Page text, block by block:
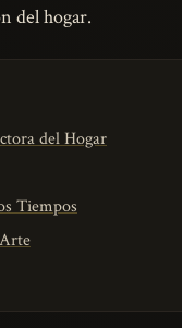
del hogar.
del Hogar
Tiempos